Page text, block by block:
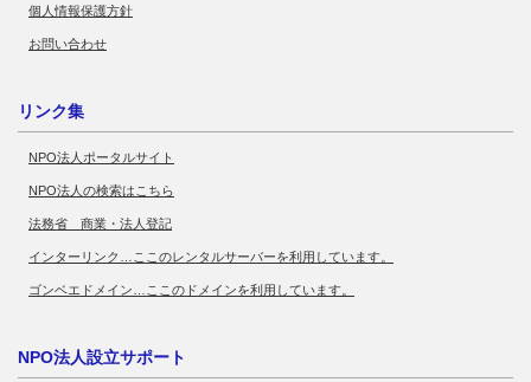
個人情報保護方針
お問い合わせ
リンク集
NPO法人ポータルサイト
NPO法人の検索はこちら
法務省 商業・法人登記
インターリンク…ここのレンタルサーバーを利用しています。
ゴンベエドメイン…ここのドメインを利用しています。
NPO法人設立サポート